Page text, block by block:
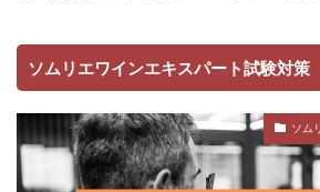
ソムリエワインエキスパート試験対策
ソム